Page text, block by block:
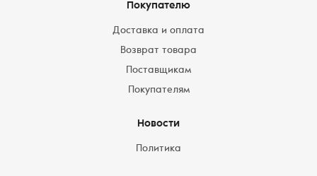
Покупателю
Доставка и оплата
Возврат товара
Поставщикам
Покупателям
Новости
Политика